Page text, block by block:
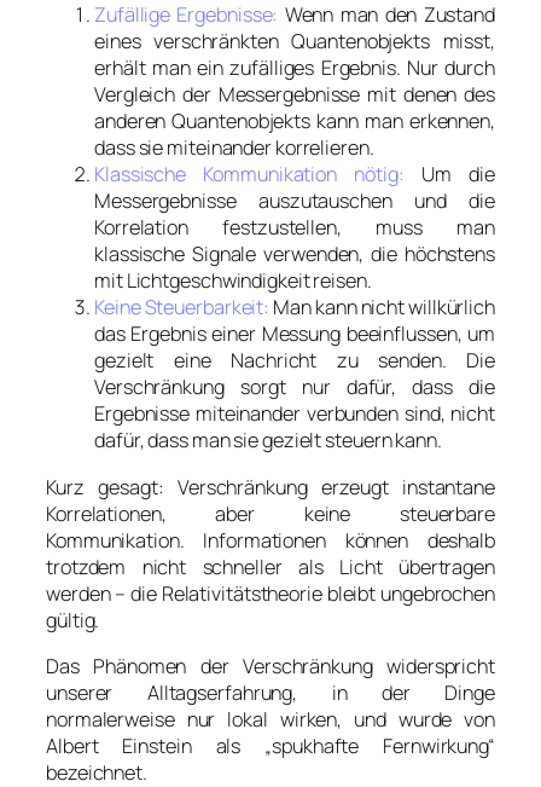
Zufällige Ergebnisse: Wenn man den Zustand
eines verschränkten Quantenobjekts misst,
erhält man ein zufälliges Ergebnis. Nur durch
Vergleich der Messergebnisse mit denen des
anderen Quantenobjekts kann man erkennen,
dass sie miteinander korrelieren.
Klassische Kommunikation nötig: Um die
Messergebnisse auszutauschen und die
Korrelation festzustellen, muss man
klassische Signale verwenden, die höchstens
mit Lichtgeschwindigkeit reisen.
Keine Steuerbarkeit: Man kann nicht willkürlich
das Ergebnis einer Messung beeinflussen, um
gezielt eine Nachricht zu senden. Die
Verschränkung sorgt nur dafür, dass die
Ergebnisse miteinander verbunden sind, nicht
dafür, dass man sie gezielt steuern kann.
Kurz gesagt: Verschränkung erzeugt instantane
Korrelationen, aber keine steuerbare
Kommunikation. Informationen können deshalb
trotzdem nicht schneller als Licht übertragen
werden – die Relativitätstheorie bleibt ungebrochen
gültig.
Das Phänomen der Verschränkung widerspricht
unserer Alltagserfahrung, in der Dinge
normalerweise nur lokal wirken, und wurde von
Albert Einstein als „spukhafte Fernwirkung“
bezeichnet.